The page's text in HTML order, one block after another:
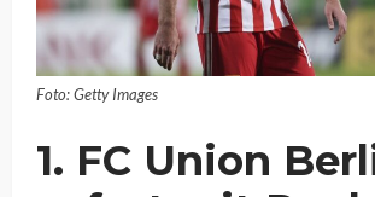
Foto: Getty Images
1. FC Union